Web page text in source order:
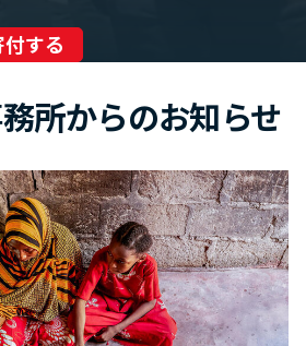
する
所からのお知らせ